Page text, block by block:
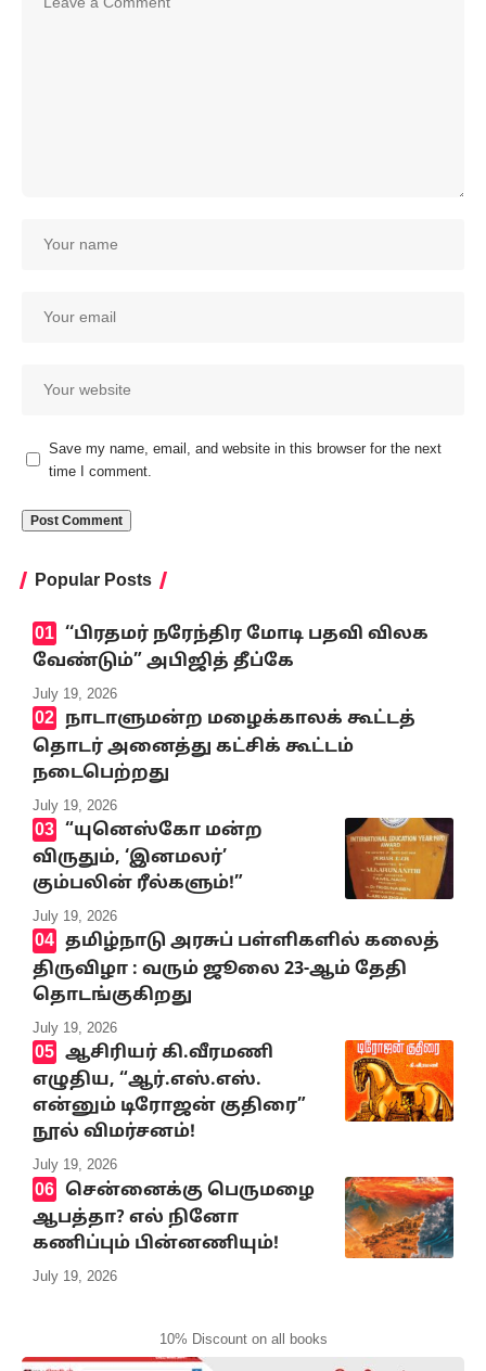
Save my name, email, and website in this browser for the next
time I comment.
Popular Posts
‘‘பிரதமர் நரேந்திர மோடி பதவி விலக
வேண்டும்” அபிஜித் தீப்கே
July 19, 2026
நாடாளுமன்ற மழைக்காலக் கூட்டத்
தொடர் அனைத்து கட்சிக் கூட்டம்
நடைபெற்றது
July 19, 2026
“யுனெஸ்கோ மன்ற
விருதும், ‘இனமலர்’
கும்பலின் ரீல்களும்!”
July 19, 2026
தமிழ்நாடு அரசுப் பள்ளிகளில் கலைத்
திருவிழா : வரும் ஜூலை 23-ஆம் தேதி
தொடங்குகிறது
July 19, 2026
ஆசிரியர் கி.வீரமணி
எழுதிய, “ஆர்.எஸ்.எஸ்.
என்னும் டிரோஜன் குதிரை”
நூல் விமர்சனம்!
July 19, 2026
சென்னைக்கு பெருமழை
ஆபத்தா? எல் நினோ
கணிப்பும் பின்னணியும்!
July 19, 2026
10% Discount on all books